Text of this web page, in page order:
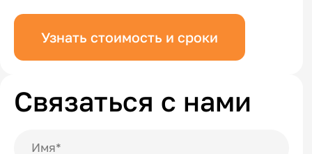
Узнать стоимость и сроки
Связаться с нами